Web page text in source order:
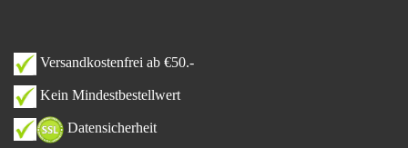
Versandkostenfrei ab €50.-
Kein Mindestbestellwert
Datensicherheit